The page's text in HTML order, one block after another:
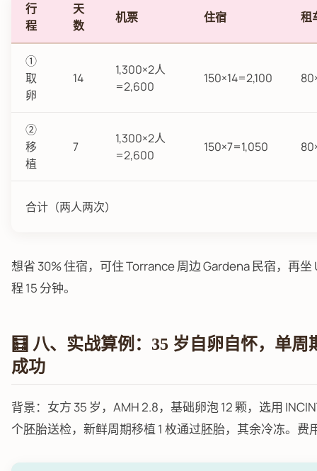
行
程
天
数
机票 住宿 租
①
取
卵
14
1,300×2人
=2,600
150×14=2,100
②
移
植
7
1,300×2人
=2,600
150×7=1,050
合计（两人两次）
想省 30% 住宿，可住 Torrance 周边 Gardena 民宿，再坐
程 15 分钟。
🧮 八、实战算例：35 岁自卵自怀，单周
成功
背景：女方 35 岁，AMH 2.8，基础卵泡 12 颗，选用
个胚胎送检，新鲜周期移植 1 枚通过胚胎，其余冷冻。费